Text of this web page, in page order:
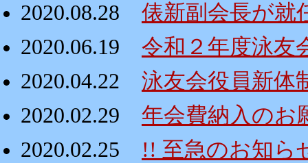
2020.08.28
俵新副会長が就
2020.06.19
令和２年度泳友
2020.04.22
泳友会役員新体
2020.02.29
年会費納入のお
2020.02.25
!! 至急のお知ら